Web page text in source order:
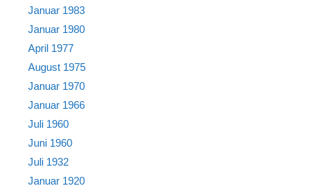
Januar 1983
Januar 1980
April 1977
August 1975
Januar 1970
Januar 1966
Juli 1960
Juni 1960
Juli 1932
Januar 1920